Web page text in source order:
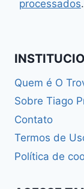
processados.
Quem é O
Sobre Tiago
Contato
Termos de
Política de